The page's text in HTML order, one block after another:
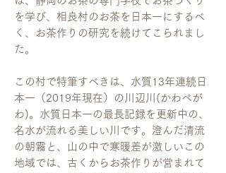
を学び、相良村のお茶を日本一にするべ
く、お茶作りの研究を続けてこられまし
た。
この村で特筆すべきは、水質13年連続日
本一（2019年現在）の川辺川(かわべが
わ)。水質日本一の最長記録を更新中の、
名水が流れる美しい川です。澄んだ清流
の朝霧と、山の中で寒暖差が激しいこの
地域では、古くからお茶作りが営まれて